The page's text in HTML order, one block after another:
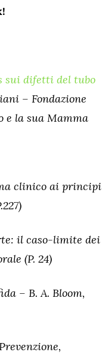
sui difetti del tubo
– Fondazione
e la sua Mamma
clinico ai principi
il caso-limite dei
(P. 24)
– B. A. Bloom,